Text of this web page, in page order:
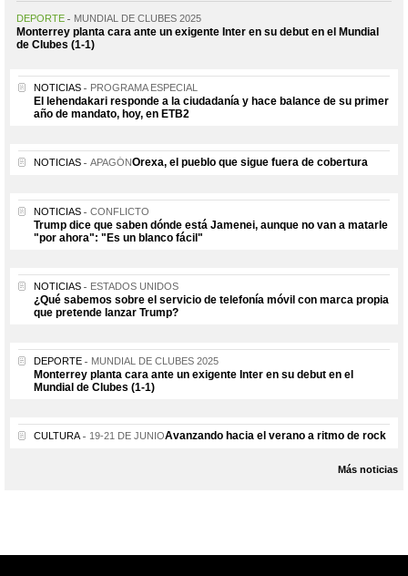
DEPORTE MUNDIAL DE CLUBES 2025
Monterrey planta cara ante un exigente Inter en su debut en el Mundial
de Clubes (1-1)
NOTICIAS PROGRAMA ESPECIAL
El lehendakari responde a la ciudadanía y hace balance de su primer
año de mandato, hoy, en ETB2
NOTICIAS APAGÓNOrexa, el pueblo que sigue fuera de cobertura
NOTICIAS CONFLICTO
Trump dice que saben dónde está Jamenei, aunque no van a matarle
"por ahora": "Es un blanco fácil"
NOTICIAS ESTADOS UNIDOS
¿Qué sabemos sobre el servicio de telefonía móvil con marca propia
que pretende lanzar Trump?
DEPORTE MUNDIAL DE CLUBES 2025
Monterrey planta cara ante un exigente Inter en su debut en el
Mundial de Clubes (1-1)
CULTURA 19-21 DE JUNIOAvanzando hacia el verano a ritmo de rock
Más noticias